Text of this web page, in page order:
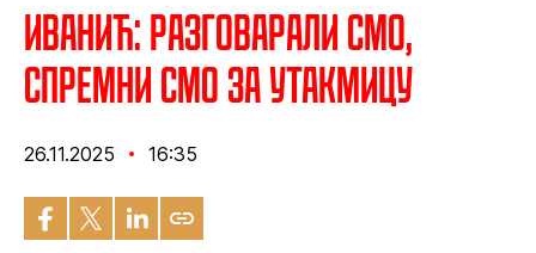
Иванић: Разговарали смо,
спремни смо за утакмицу
26.11.2025 16:35